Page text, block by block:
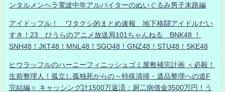
ンタルメンヘラ電波中年アルバイターのぬいぐるみ男子末路編
アイドッフル！ ワタクシ的まとめ速報 地下格闘アイドルだい
すき！23 ひうらのアニメ放送局101ちゃんねる BNK48 ！
SNH48！JKT48！MNL48！SGO48！GNZ48！STU48！SKE48
ヒウラッフルのハーニーフィニッシュゴミ屋敷補完計画 ＜必殺！
生前整理人！孤立し孤独死からの～特殊清掃・遺品整理への道F
完結編＞ キャッシング計1500万返済：厨二病借金3500万円！う